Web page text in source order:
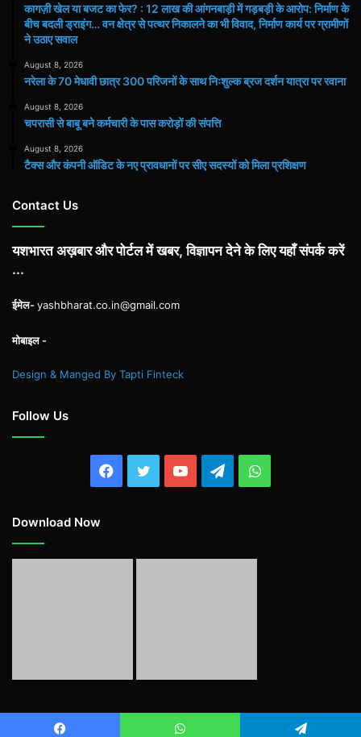
कागज़ी खेल या बजट का फेर? : 12 लाख की आंगनबाड़ी में गड़बड़ी के आरोप: निर्माण के
बीच बदली ड्राइंग… वन क्षेत्र से पत्थर निकालने का भी विवाद, निर्माण कार्य पर ग्रामीणों
ने उठाए सवाल
August 8, 2026
नरेला के 70 मेधावी छात्र 300 परिजनों के साथ निःशुल्क ब्रज दर्शन यात्रा पर रवाना
August 8, 2026
चपरासी से बाबू बने कर्मचारी के पास करोड़ों की संपत्ति
August 8, 2026
टैक्स और कंपनी ऑडिट के नए प्रावधानों पर सीए सदस्यों को मिला प्रशिक्षण
Contact Us
यशभारत अख़बार और पोर्टल में खबर, विज्ञापन देने के लिए यहाँ संपर्क करें
...
ईमेल-yashbharat.co.in@gmail.com
मोबाइल -
Design & Manged By Tapti Finteck
Follow Us
Facebook
TwitterYouTubeTelegramWhatsApp
Download Now